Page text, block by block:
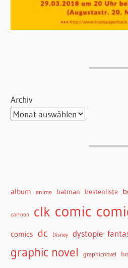
Archiv
album anime batman bestenliste
cartoon clk comic
comics dc Disney dystopie
graphic novel graphicnovel